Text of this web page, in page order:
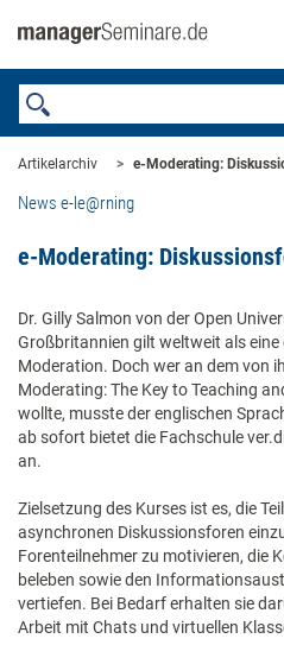
Artikelarchiv e-Moderating:
News e-le@rning
e-Moderating:
Dr. Gilly Salmon von der Open
Großbritannien gilt weltweit als
Moderation. Doch wer an dem von
Moderating: The Key to Teaching
wollte, musste der englischen
ab sofort bietet die Fachschule
an.
Zielsetzung des Kurses ist es, die
asynchronen Diskussionsforen
Forenteilnehmer zu motivieren, die
beleben sowie den
vertiefen. Bei Bedarf erhalten sie
Arbeit mit Chats und virtuellen